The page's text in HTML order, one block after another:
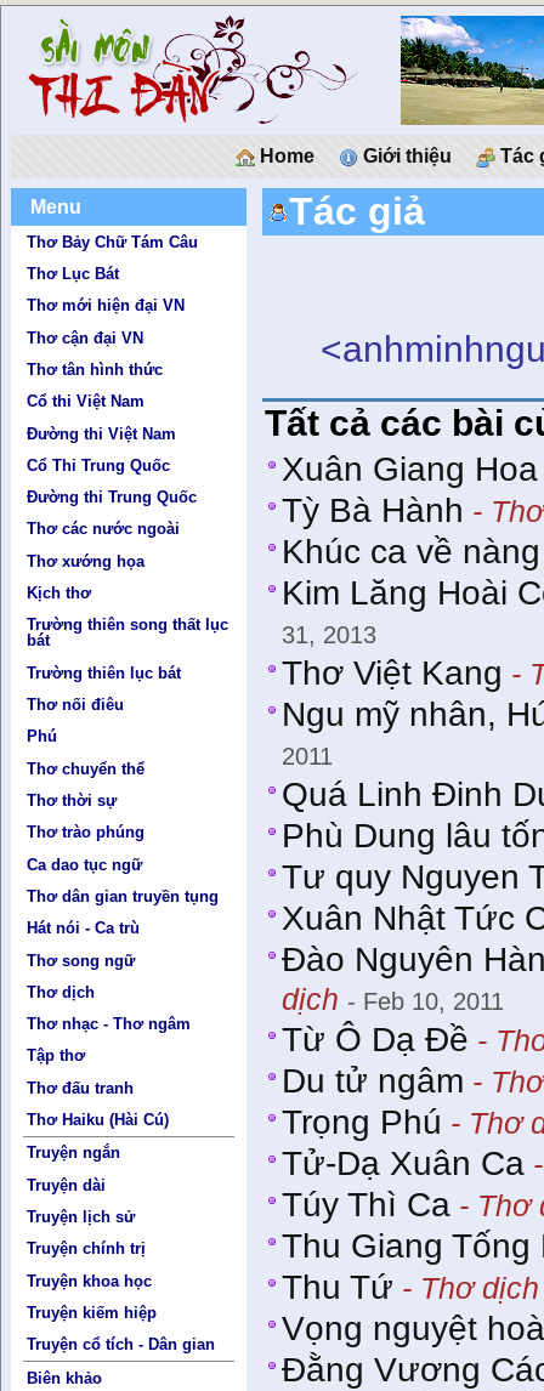
Home Giới thiệu Tác
Menu
Thơ Bảy Chữ Tám Câu
Thơ Lục Bát
Thơ mới hiện đại VN
Thơ cận đại VN
Thơ tân hình thức
Cổ thi Việt Nam
Đường thi Việt Nam
Cổ Thi Trung Quốc
Đường thi Trung Quốc
Thơ các nước ngoài
Thơ xướng họa
Kịch thơ
Trường thiên song thất lục
bát
Trường thiên lục bát
Thơ nối điêu
Phú
Thơ chuyển thể
Thơ thời sự
Thơ trào phúng
Ca dao tục ngữ
Thơ dân gian truyền tụng
Hát nói - Ca trù
Thơ song ngữ
Thơ dịch
Thơ nhạc - Thơ ngâm
Tập thơ
Thơ đấu tranh
Thơ Haiku (Hài Cú)
Truyện ngắn
Truyện dài
Truyện lịch sử
Truyện chính trị
Truyện khoa học
Truyện kiếm hiệp
Truyện cổ tích - Dân gian
Biên khảo
Tác giả
Tất cả các bài
Xuân Giang
Tỳ Bà Hành -
Khúc ca về
Kim Lăng Hoài
31, 2013
Thơ Việt Kang -
Ngu mỹ nhân,
2011
Quá Linh Đinh
Phù Dung lâu
Tư quy Nguyen
Xuân Nhật Tức
Đào Nguyên
dịch - Feb 10, 2011
Từ Ô Dạ Đề -
Du tử ngâm -
Trọng Phú - Thơ
Tử-Dạ Xuân Ca
Túy Thì Ca - Thơ
Thu Giang Tống
Thu Tứ - Thơ dịch
Vọng nguyệt
Đằng Vương